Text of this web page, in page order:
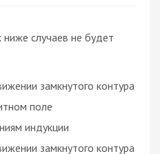
случаев не будет
замкнутого контура
поле
индукции
замкнутого контура